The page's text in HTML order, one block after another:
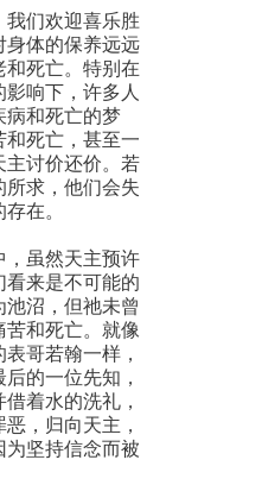
我们欢迎喜乐胜
身体的保养远远
和死亡。特别在
响下，许多人
病和死亡的梦
和死亡，甚至一
主讨价还价。若
所求，他们会失
在。
，虽然天主预许
来是不可能的
沼，但祂未曾
苦和死亡。就像
哥若翰一样，
的一位先知，
着水的洗礼，
，归向天主，
坚持信念而被